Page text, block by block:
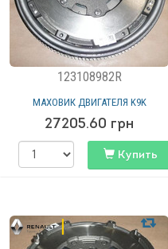
123108982R
МАХОВИК ДВИГАТЕЛЯ K9K
27205.60 грн
Купить